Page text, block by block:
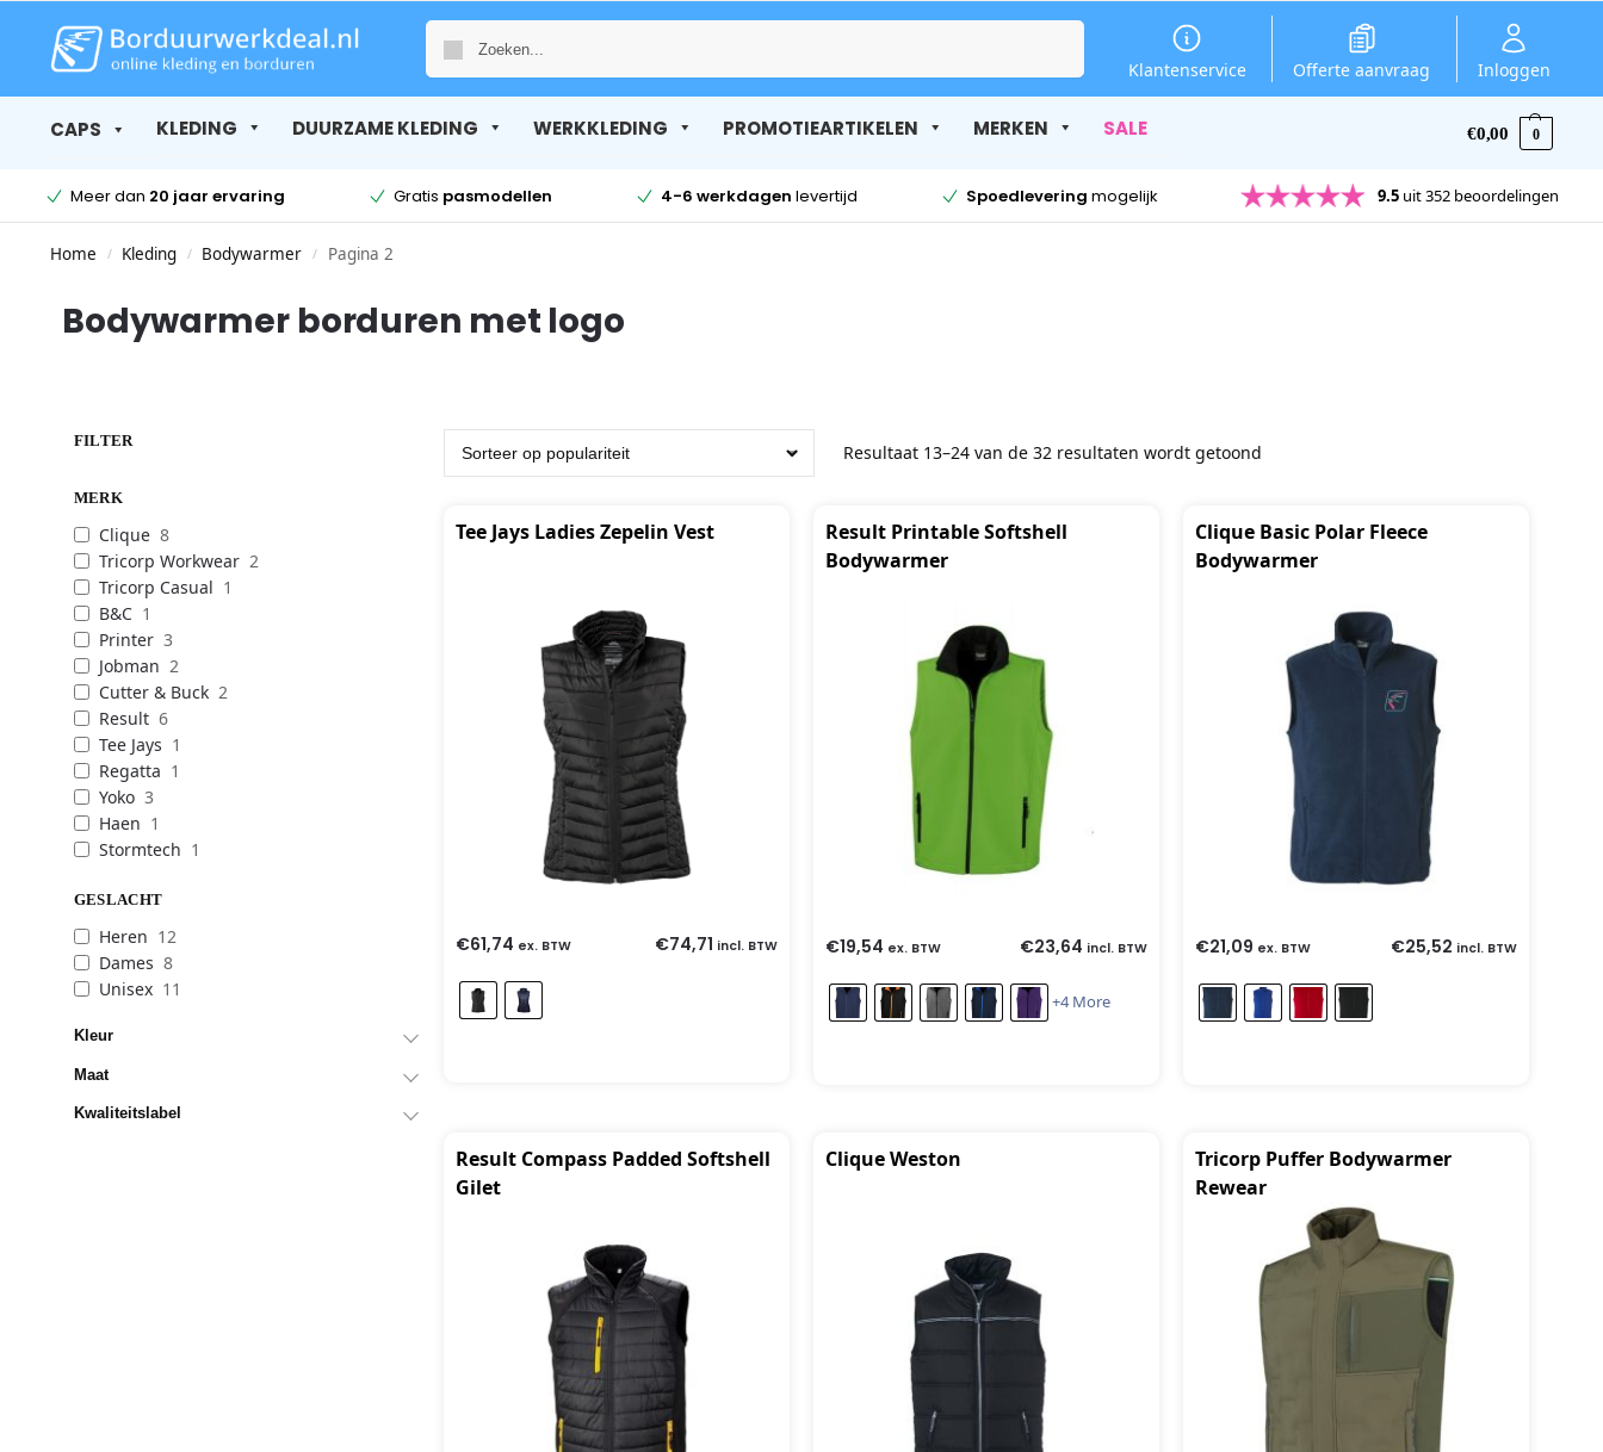
Klantenservice Offerte aanvraag Inloggen
CAPS KLEDING DUURZAME KLEDING WERKKLEDING PROMOTIEARTIKELEN MERKEN SALE €0,00 0
Meer dan 20 jaar ervaring Gratis pasmodellen 4-6 werkdagen levertijd Spoedlevering mogelijk 9.5 uit 352 beoordelingen
Home / Kleding / Bodywarmer / Pagina 2
Bodywarmer borduren met logo
FILTER
MERK
Clique 8
Tricorp Workwear 2
Tricorp Casual 1
B&C 1
Printer 3
Jobman 2
Cutter & Buck 2
Result 6
Tee Jays 1
Regatta 1
Yoko 3
Haen 1
Stormtech 1
GESLACHT
Heren 12
Dames 8
Unisex 11
Kleur
Maat
Kwaliteitslabel
Resultaat 13–24 van de 32 resultaten wordt getoond
Tee Jays Ladies Zepelin Vest
€61,74 ex. BTW €74,71 incl. BTW
Result Printable Softshell
Bodywarmer
€19,54 ex. BTW €23,64 incl. BTW
+4 More
Clique Basic Polar Fleece
Bodywarmer
€21,09 ex. BTW €25,52 incl. BTW
Result Compass Padded Softshell
Gilet
Clique Weston
Tricorp Puffer Bodywarmer
Rewear